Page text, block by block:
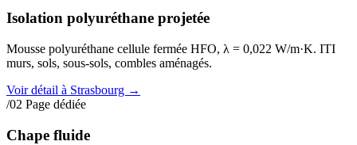
Isolation polyuréthane projetée
Mousse polyuréthane cellule fermée HFO, λ = 0,022 W/m·K. ITI
murs, sols, sous-sols, combles aménagés.
Voir détail à Strasbourg →
/02 Page dédiée
Chape fluide